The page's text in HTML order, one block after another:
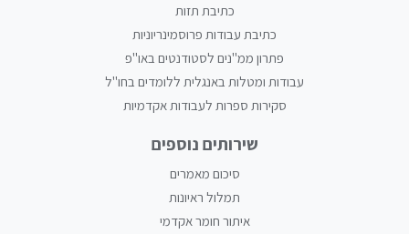
כתיבת תזות
כתיבת עבודות פרוסמינריוניות
פתרון ממ"נים לסטודנטים באו"פ
עבודות ומטלות באנגלית ללומדים בחו"ל
סקירות ספרות לעבודות אקדמיות
שירותים נוספים
סיכום מאמרים
תמלול ראיונות
איתור חומר אקדמי